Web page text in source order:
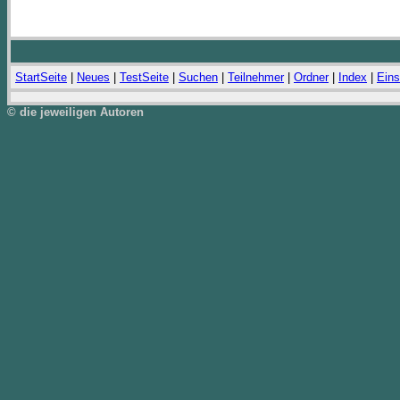
StartSeite Neues TestSeite Suchen Teilnehmer| Ordner| Index
© die jeweiligen Autoren